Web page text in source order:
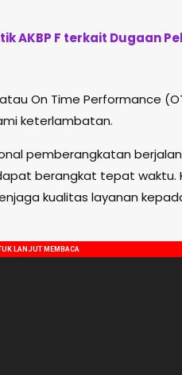
AKBP F terkait Dugaan
On Time Performance
keterlambatan.
pemberangkatan
berangkat tepat waktu.
kualitas layanan